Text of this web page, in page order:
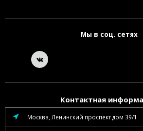
Мы в соц. сетях
Контактная
Москва, Ленинский проспект дом 39/1